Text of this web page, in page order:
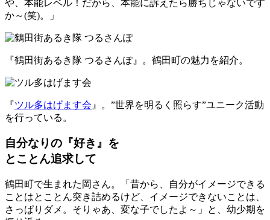
や、本能レベル！だから、本能に訴えたら勝ちじゃないです
か～(笑)。」
『鶴田街あるき隊 つるさんぽ』。鶴田町の魅力を紹介。
『ツル多はげます会 』。”世界を明るく照らす”ユニーク活動
を行っている。
自分なりの『好き』を
とことん追求して
鶴田町で生まれた岡さん。「昔から、自分がイメージできる
ことはとことん突き詰めるけど、イメージできないことは、
さっぱりダメ。そりゃあ、変な子でしたよ～」と、幼少期を